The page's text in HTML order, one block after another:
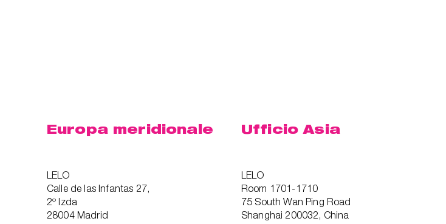
Europa meridionale
LELO
Calle de las Infantas 27,
2º Izda
28004 Madrid
Ufficio Asia
LELO
Room 1701-1710
75 South Wan Ping Road
Shanghai 200032, China